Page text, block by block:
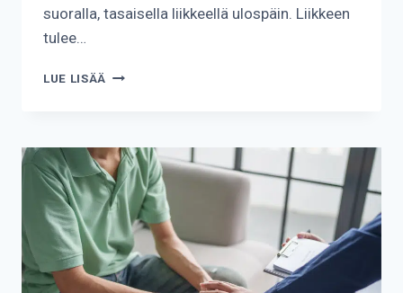
suoralla, tasaisella liikkeellä ulospäin. Liikkeen
tulee…
LUE LISÄÄ KUINKA